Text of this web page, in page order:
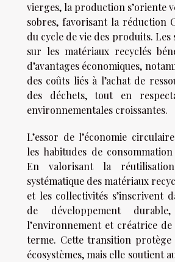
vierges, la production s’oriente
sobres, favorisant la réduction
du cycle de vie des produits. Les
sur les matériaux recyclés
d’avantages économiques,
des coûts liés à l’achat de
des déchets, tout en
environnementales croissantes.
L’essor de l’économie
les habitudes de
En valorisant la
systématique des matériaux
et les collectivités s’inscrivent
de développement
l’environnement et créatrice
terme. Cette transition protège
écosystèmes, mais elle soutient